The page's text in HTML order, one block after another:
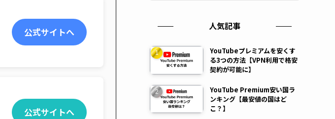
公式サイトへ
公式サイトへ
人気記事
YouTubeプレミアムを安くす
る3つの方法【VPN利用で格安
契約が可能に】
YouTube Premium安い国ラ
ンキング【最安値の国はど
こ？】